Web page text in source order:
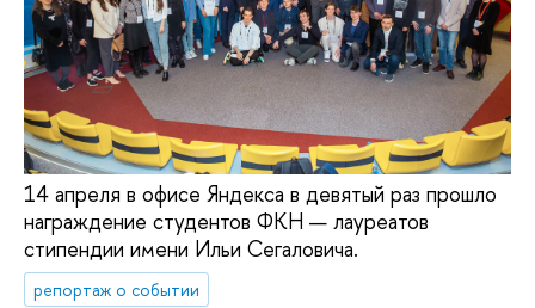
14 апреля в офисе Яндекса в девятый раз прошло
награждение студентов ФКН — лауреатов
стипендии имени Ильи Сегаловича.
репортаж о событии